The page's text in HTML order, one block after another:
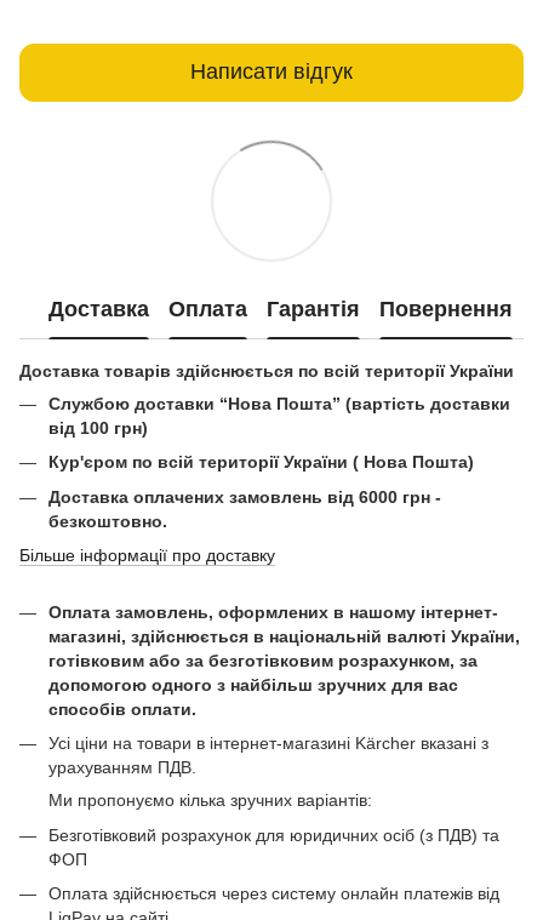
Написати відгук
Доставка Оплата Гарантія Повернення
Доставка товарів здійснюється по всій території України
Службою доставки “Нова Пошта” (вартість доставки
від 100 грн)
Кур'єром по всій території України ( Нова Пошта)
Доставка оплачених замовлень від 6000 грн -
безкоштовно.
Більше інформації про доставку
Оплата замовлень, оформлених в нашому інтернет-
магазині, здійснюється в національній валюті України,
готівковим або за безготівковим розрахунком, за
допомогою одного з найбільш зручних для вас
способів оплати.
Усі ціни на товари в інтернет-магазині Kärcher вказані з
урахуванням ПДВ.
Ми пропонуємо кілька зручних варіантів:
Безготівковий розрахунок для юридичних осіб (з ПДВ) та
ФОП
Оплата здійснюється через систему онлайн платежів від